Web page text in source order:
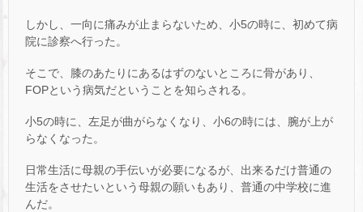
しかし、一向に痛みが止まらないため、小5の時に、初めて病
院に診察へ行った。
そこで、膝のあたりにあるはずのないところに骨があり、
FOPという病気だということを知らされる。
小5の時に、左足が曲がらなくなり、小6の時には、腕が上が
らなくなった。
日常生活に母親の手伝いが必要になるが、出来るだけ普通の
生活をさせたいという母親の願いもあり、普通の中学校に進
んだ。